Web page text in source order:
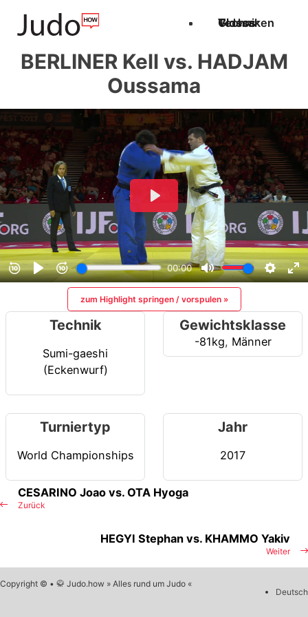
Techniken
Videos
Glossar
BERLINER Kell vs. HADJAM
Oussama
zum Highlight springen / vorspulen »
Technik
Sumi-gaeshi
(Eckenwurf)
Gewichtsklasse
-81kg, Männer
Turniertyp
World Championships
Jahr
2017
Zurück
CESARINO Joao vs. OTA Hyoga
Weiter
HEGYI Stephan vs. KHAMMO Yakiv
Copyright © • 🥋 Judo.how » Alles rund um Judo «
Deutsch